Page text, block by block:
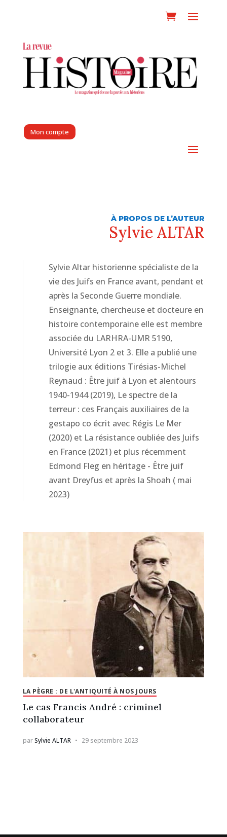
Mon compte
À PROPOS DE L’AUTEUR
Sylvie ALTAR
Sylvie Altar historienne spécialiste de la
vie des Juifs en France avant, pendant et
après la Seconde Guerre mondiale.
Enseignante, chercheuse et docteure en
histoire contemporaine elle est membre
associée du LARHRA-UMR 5190,
Université Lyon 2 et 3. Elle a publié une
trilogie aux éditions Tirésias-Michel
Reynaud : Être juif à Lyon et alentours
1940-1944 (2019), Le spectre de la
terreur : ces Français auxiliaires de la
gestapo co écrit avec Régis Le Mer
(2020) et La résistance oubliée des Juifs
en France (2021) et plus récemment
Edmond Fleg en héritage - Être juif
avant Dreyfus et après la Shoah ( mai
2023)
LA PÈGRE : DE L'ANTIQUITÉ À NOS JOURS
Le cas Francis André : criminel
collaborateur
parSylvie ALTAR 29 septembre 2023